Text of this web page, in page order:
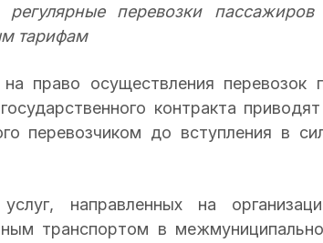
перевозки
тарифам
право осуществления перевозок
контракта
перевозчиком до вступления в
направленных на
транспортом в